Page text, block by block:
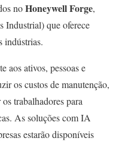
noHoneywell Forge,
Industrial) que oferece
indústrias.
aos ativos, pessoas e
os custos de manutenção,
trabalhadores para
As soluções com IA
estarão disponíveis